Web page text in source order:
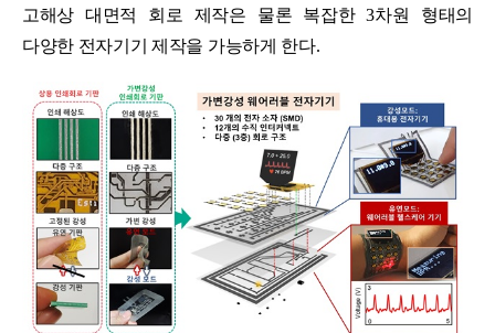
고해상 대면적 회로 제작은 물론 복잡한3차원 형태의
다양한 전자기기 제작을 가능하게 한다.